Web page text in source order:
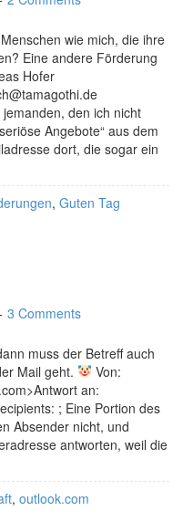
wie mich, die ihre
Eine andere Förderung
Hofer
den ich nicht
Angebote“ aus dem
dort, die sogar ein
, Guten Tag
3 Comments
muss der Betreff auch
Mail geht.
Von:
an:
; Eine Portion des
Absender nicht, und
antworten, weil die
, outlook.com